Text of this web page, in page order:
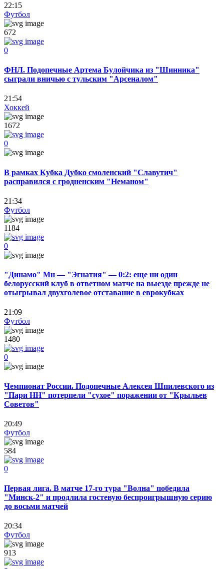
22:15
Футбол
672
0
ФНЛ. Подопечные Артема Булойчика из "Шинника"
сыграли вничью с тульским "Арсеналом"
21:54
Хоккей
1672
0
В рамках Кубка Дубко смоленский "Славутич"
расправился с гродненским "Неманом"
21:34
Футбол
1184
0
"Динамо" Мн — "Эгнатия" — 0:2: еще ни один
белорусский клуб в ответном матче на выезде прежде не
отыгрывал двухголевое отставание в еврокубках
21:09
Футбол
1480
0
Чемпионат России. Подопечные Алексея Шпилевского из
"Пари НН" потерпели "сухое" поражении от "Крыльев
Советов"
20:49
Футбол
584
0
Первая лига. В матче 17-го тура "Волна" победила
"Минск-2" и продлила гостевую беспроигрышную серию
до восьми матчей
20:34
Футбол
913